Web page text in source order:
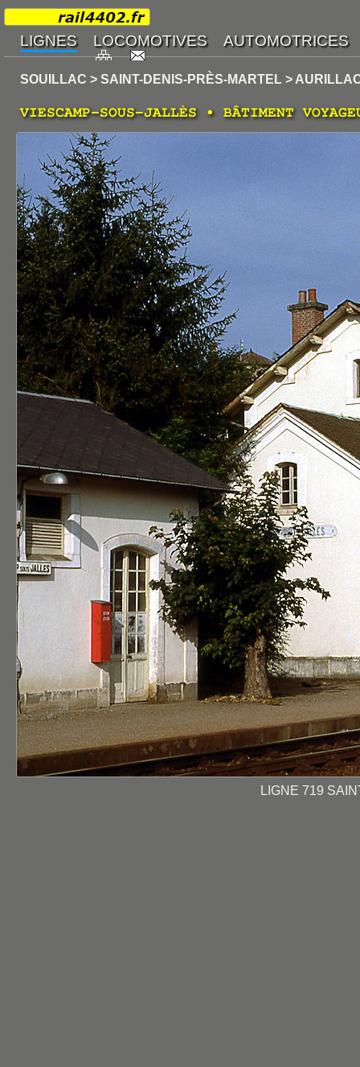
SOUILLAC > SAINT-DENIS-PRÈS-MARTEL >
VIESCAMP-SOUS-JALLÈS • BÂTIMENT
LIGNE 719